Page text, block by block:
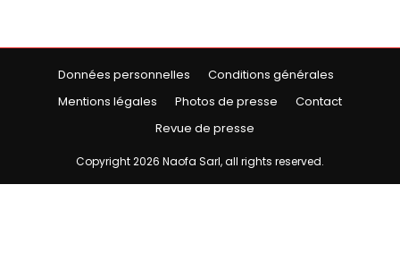
Données personnelles
Conditions générales
Mentions légales
Photos de presse
Contact
Revue de presse
Copyright2026 Naofa Sarl, all rights reserved.